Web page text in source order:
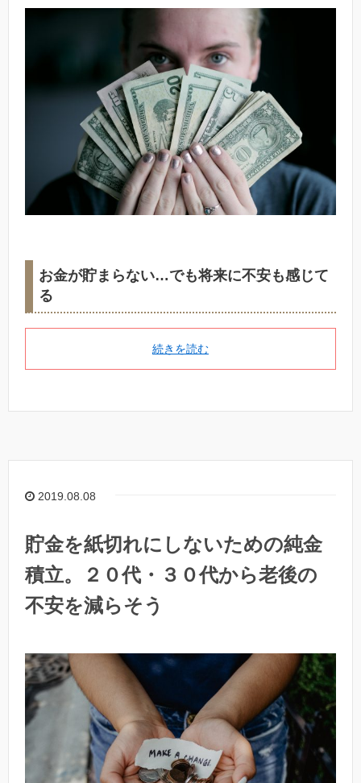
お金が貯まらない…でも将来に不安も感じて
る
続きを読む
2019.08.08
貯金を紙切れにしないための純金
積立。２０代・３０代から老後の
不安を減らそう